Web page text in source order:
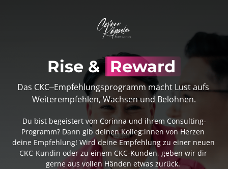
Rise & Reward
Das CKC‒Empfehlungsprogramm macht Lust
Weiterempfehlen, Wachsen und Belohnen.
Du bist begeistert von Corinna und ihrem Consulting-
Programm? Dann gib deinen Kolleg:innen von Herzen
deine Empfehlung! Wird deine Empfehlung zu einer neuen
CKC-Kundin oder zu einem CKC-Kunden, geben wir dir
gerne aus vollen Händen etwas zurück.